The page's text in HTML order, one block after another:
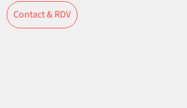
Contact & RDV